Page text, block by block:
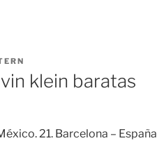
klein baratas
21. Barcelona –